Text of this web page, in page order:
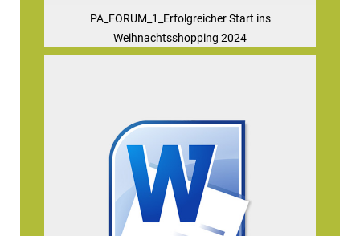
PA_FORUM_1_Erfolgreicher Start ins
Weihnachtsshopping 2024